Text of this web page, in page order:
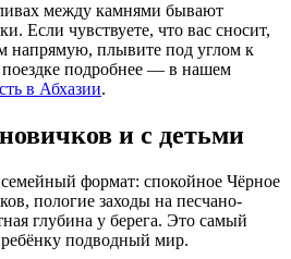
между камнями бывают
Если чувствуете, что вас сносит,
напрямую, плывите под углом к
поездке подробнее — в нашем
в Абхазии.
и с детьми
формат: спокойное Чёрное
пологие заходы на песчано-
глубина у берега. Это самый
ребёнку подводный мир.